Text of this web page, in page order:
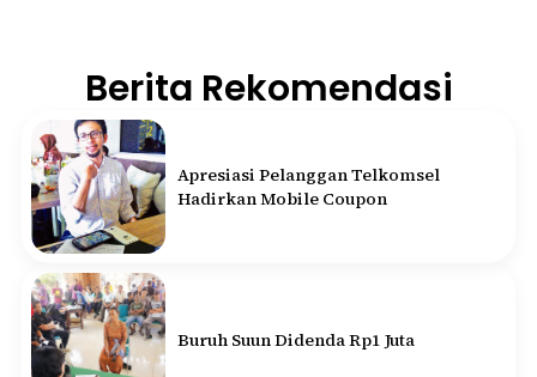
Berita Rekomendasi
Apresiasi Pelanggan Telkomsel
Hadirkan Mobile Coupon
Buruh Suun Didenda Rp1 Juta